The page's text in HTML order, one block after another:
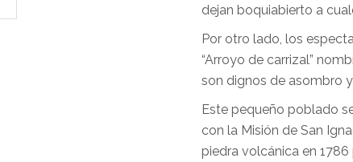
dejan boquiabierto a
Por otro lado, los
“Arroyo de carrizal”
son dignos de asombro
Este pequeño poblado
con la Misión de San
piedra volcánica en